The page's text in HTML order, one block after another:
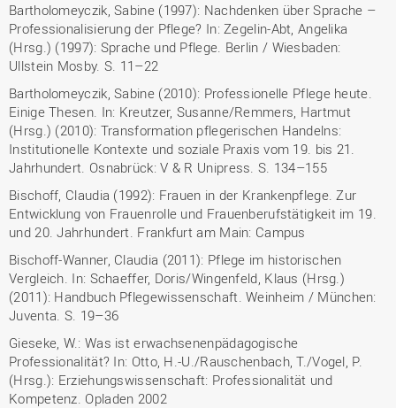
Bartholomeyczik, Sabine (1997): Nachdenken über Sprache –
Professionalisierung der Pflege? In: Zegelin-Abt, Angelika
(Hrsg.) (1997): Sprache und Pflege. Berlin / Wiesbaden:
Ullstein Mosby. S. 11–22
Bartholomeyczik, Sabine (2010): Professionelle Pflege heute.
Einige Thesen. In: Kreutzer, Susanne/Remmers, Hartmut
(Hrsg.) (2010): Transformation pflegerischen Handelns:
Institutionelle Kontexte und soziale Praxis vom 19. bis 21.
Jahrhundert. Osnabrück: V & R Unipress. S. 134–155
Bischoff, Claudia (1992): Frauen in der Krankenpflege. Zur
Entwicklung von Frauenrolle und Frauenberufstätigkeit im 19.
und 20. Jahrhundert. Frankfurt am Main: Campus
Bischoff-Wanner, Claudia (2011): Pflege im historischen
Vergleich. In: Schaeffer, Doris/Wingenfeld, Klaus (Hrsg.)
(2011): Handbuch Pflegewissenschaft. Weinheim / München:
Juventa. S. 19–36
Gieseke, W.: Was ist erwachsenenpädagogische
Professionalität? In: Otto, H.-U./Rauschenbach, T./Vogel, P.
(Hrsg.): Erziehungswissenschaft: Professionalität und
Kompetenz. Opladen 2002